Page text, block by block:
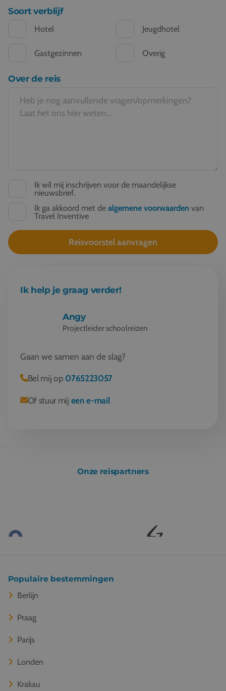
Soort verblijf
Hotel Jeugdhotel
Gastgezinnen Overig
Over de reis
Ik wil mij inschrijven voor de maandelijkse
nieuwsbrief.
Ik ga akkoord met de algemene voorwaarden van
Travel Inventive
Ik help je graag verder!
Angy
Projectleider schoolreizen
Gaan we samen aan de slag?
Bel mij op 0765223057
Of stuur mij een e-mail
Onze reispartners
Populaire bestemmingen
Berlijn
Praag
Parijs
Londen
Krakau